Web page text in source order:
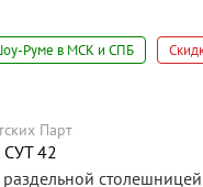
Руме в МСК и СПБ
Парт
42
столешницей